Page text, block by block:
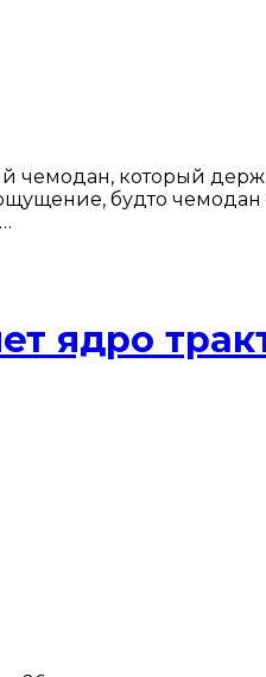
который
ощущение, будто
ядро